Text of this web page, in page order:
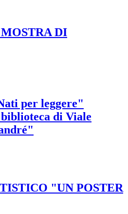
DI
per leggere"
di Viale
"UN POSTER